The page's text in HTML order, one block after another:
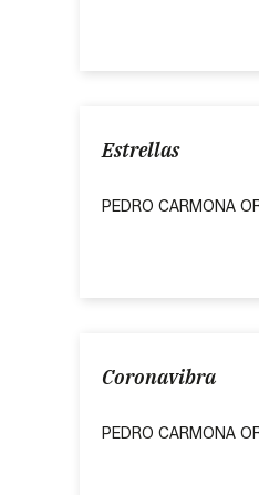
Estrellas
PEDRO CARMONA
Coronavibra
PEDRO CARMONA